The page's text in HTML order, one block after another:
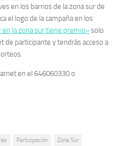
en los barrios de la zona sur de
el logo de la campaña en los
en la zona sur tiene premio»solo
de participante y tendrás acceso a
en el 646060330 o
Participación Zona Sur